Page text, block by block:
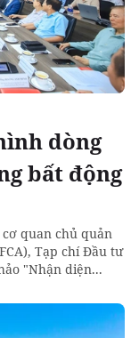
dòng
bất động
quan chủ quản
Tạp chí Đầu tư
"Nhận diện...